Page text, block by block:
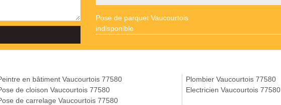
Pose de parquet Vaucourtois
indisponible
en bâtiment Vaucourtois 77580
de cloison Vaucourtois 77580
de carrelage Vaucourtois 77580
Plombier Vaucourtois 77580
Electricien Vaucourtois 77580